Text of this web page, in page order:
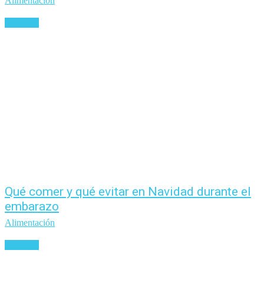
Qué comer y qué evitar en Navidad durante el
embarazo
Alimentación